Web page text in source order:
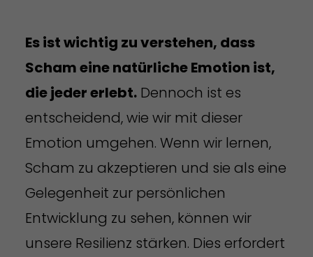
Es ist wichtig zu verstehen, dass
Scham eine natürliche Emotion ist,
die jeder erlebt.Dennoch ist es
entscheidend, wie wir mit dieser
Emotion umgehen. Wenn wir lernen,
Scham zu akzeptieren und sie als eine
Gelegenheit zur persönlichen
Entwicklung zu sehen, können wir
unsere Resilienz stärken. Dies erfordert